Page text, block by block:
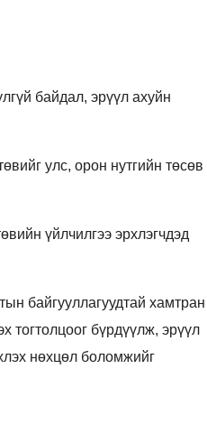
байдал, эрүүл ахуйн
улс, орон нутгийн төсөв
үйлчилгээ эрхлэгчдэд
байгууллагуудтай хамтран
тогтолцоог бүрдүүлж, эрүүл
нөхцөл боломжийг